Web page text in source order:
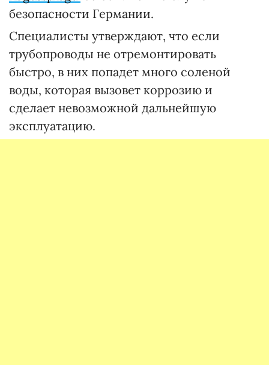
безопасности Германии.
Специалисты утверждают, что если
трубопроводы не отремонтировать
быстро, в них попадет много соленой
воды, которая вызовет коррозию и
сделает невозможной дальнейшую
эксплуатацию.